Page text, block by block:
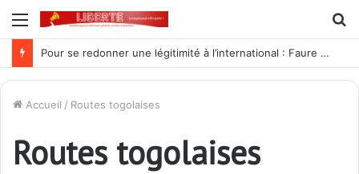
Menu
Pour se redonner une légitimité à l’international : Faure Gnassingbé prépare « une nouvelle révision constitutionnelle », selon l’opposition
Accueil / Routes togolaises
Routes togolaises